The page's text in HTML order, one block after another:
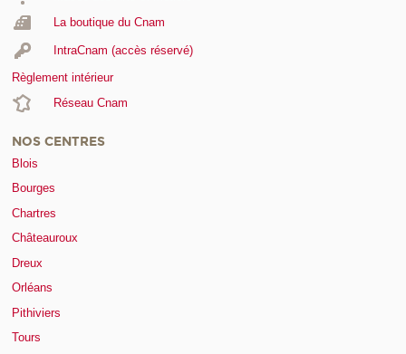
La boutique du Cnam
IntraCnam (accès réservé)
Règlement intérieur
Réseau Cnam
NOS CENTRES
Blois
Bourges
Chartres
Châteauroux
Dreux
Orléans
Pithiviers
Tours